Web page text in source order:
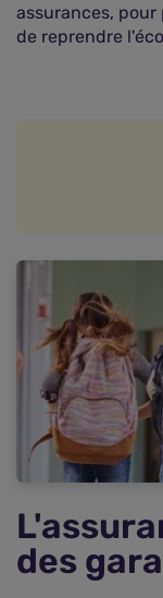
assurances,
de reprendre
adaptées
Et l'assurance
Comparatif
scolaire et
Questions
extrascolaire
des